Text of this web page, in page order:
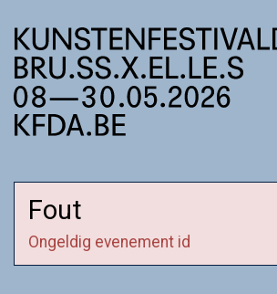
Fout
Ongeldig evenement id